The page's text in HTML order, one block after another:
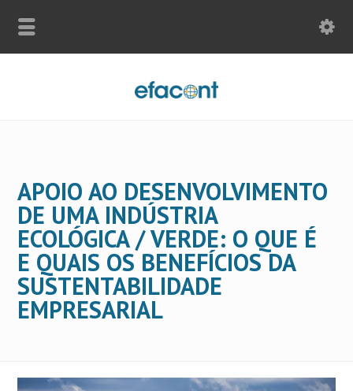
APOIO AO DESENVOLVIMENTO
DE UMA INDÚSTRIA
ECOLÓGICA / VERDE: O QUE É
E QUAIS OS BENEFÍCIOS DA
SUSTENTABILIDADE
EMPRESARIAL